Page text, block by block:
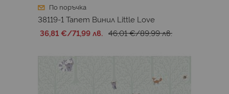
По поръчка
38119-1 Тапет Винил Little Love
36,81 €/71,99 лв. 46,01 €/89,99 лв.